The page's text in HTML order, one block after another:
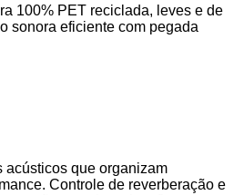
100% PET reciclada, leves e de
sonora eficiente com pegada
acústicos que organizam
Controle de reverberação e